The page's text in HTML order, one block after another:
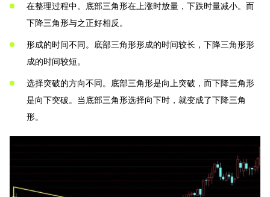
在整理过程中。底部三角形在上涨时放量，下跌时量减小。而
下降三角形与之正好相反。
形成的时间不同。底部三角形形成的时间较长，下降三角形形
成的时间较短。
选择突破的方向不同。底部三角形是向上突破，而下降三角形
是向下突破。当底部三角形选择向下时，就变成了下降三角
形。